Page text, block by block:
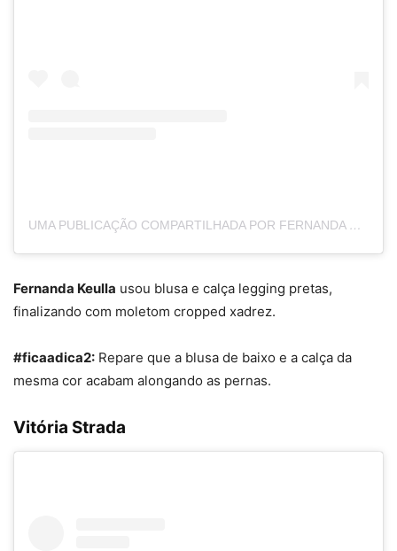
UMA PUBLICAÇÃO COMPARTILHADA POR FERNANDA KEULLA (@FERNANDAKEULLA)
Fernanda Keulla usou blusa e calça legging pretas,
finalizando com moletom cropped xadrez.
#ficaadica2: Repare que a blusa de baixo e a calça da
mesma cor acabam alongando as pernas.
Vitória Strada